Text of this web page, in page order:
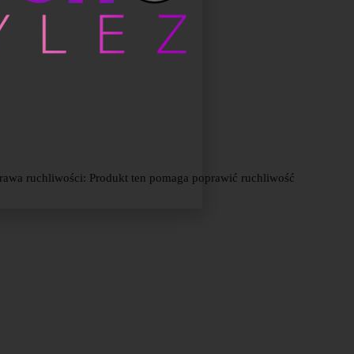
ruchliwości: Produkt ten pomaga poprawić ruchliwość